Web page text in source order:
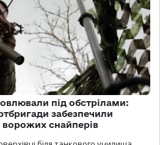
під обстрілами:
забезпечили
ворожих снайперів